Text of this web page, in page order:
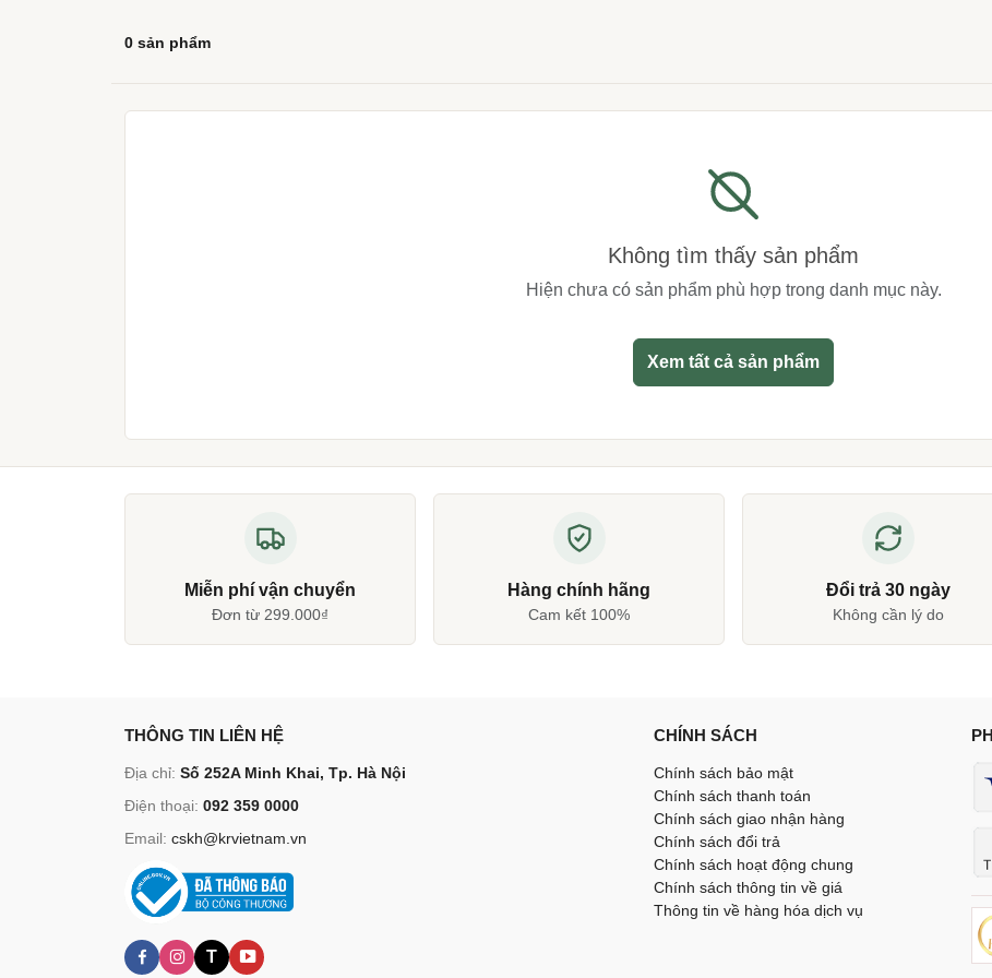
0 sản phẩm
Không tìm thấy sản phẩm
Hiện chưa có sản phẩm phù hợp trong danh mục này.
Xem tất cả sản phẩm
Miễn phí vận chuyển
Đơn từ 299.000₫
Hàng chính hãng
Cam kết 100%
Đổi trả 30 ngày
Không cần lý do
THÔNG TIN LIÊN HỆ
Địa chỉ: Số 252A Minh Khai, Tp. Hà Nội
Điện thoại: 092 359 0000
Email: cskh@krvietnam.vn
T
CHÍNH SÁCH
Chính sách bảo mật
Chính sách thanh toán
Chính sách giao nhận hàng
Chính sách đổi trả
Chính sách hoạt động chung
Chính sách thông tin về giá
Thông tin về hàng hóa dịch vụ